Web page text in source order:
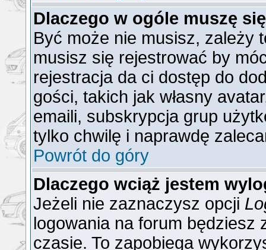
Dlaczego w ogóle muszę
Być może nie musisz, zależy
musisz się rejestrować by
rejestracja da ci dostęp do
gości, takich jak własny
emaili, subskrypcja grup
tylko chwilę i naprawdę
Powrót do góry
Dlaczego wciąż jestem
Jeżeli nie zaznaczysz opcji
logowania na forum będziesz
czasie. To zapobiega